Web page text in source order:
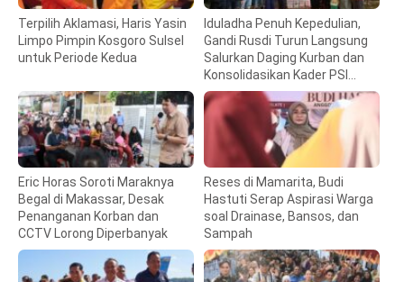
Terpilih Aklamasi, Haris Yasin
Limpo Pimpin Kosgoro Sulsel
untuk Periode Kedua
Iduladha Penuh Kepedulian,
Gandi Rusdi Turun Langsung
Salurkan Daging Kurban dan
Konsolidasikan Kader PSI
Sulsel
Eric Horas Soroti Maraknya
Begal di Makassar, Desak
Penanganan Korban dan
CCTV Lorong Diperbanyak
Reses di Mamarita, Budi
Hastuti Serap Aspirasi Warga
soal Drainase, Bansos, dan
Sampah